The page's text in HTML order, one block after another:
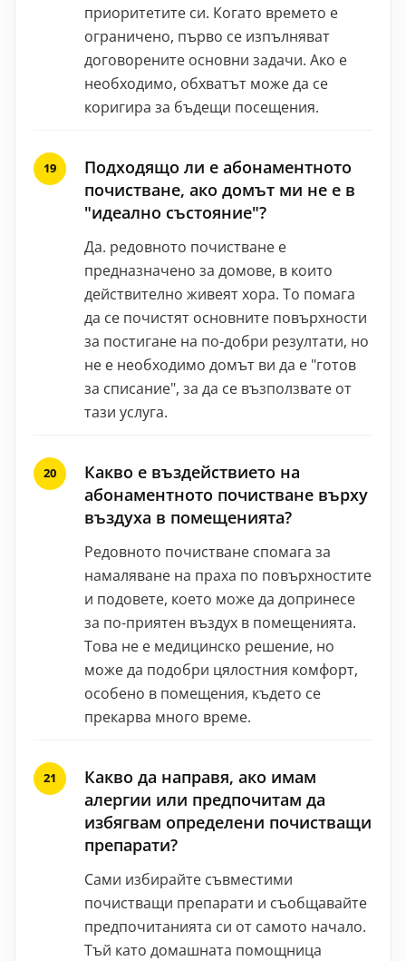
приоритетите си. Когато времето е
ограничено, първо се изпълняват
договорените основни задачи. Ако е
необходимо, обхватът може да се
коригира за бъдещи посещения.
Подходящо ли е абонаментното
почистване, ако домът ми не е в
"идеално състояние"?
Да. редовното почистване е
предназначено за домове, в които
действително живеят хора. То помага
да се почистят основните повърхности
за постигане на по-добри резултати, но
не е необходимо домът ви да е "готов
за списание", за да се възползвате от
тази услуга.
Какво е въздействието на
абонаментното почистване върху
въздуха в помещенията?
Редовното почистване спомага за
намаляване на праха по повърхностите
и подовете, което може да допринесе
за по-приятен въздух в помещенията.
Това не е медицинско решение, но
може да подобри цялостния комфорт,
особено в помещения, където се
прекарва много време.
Какво да направя, ако имам
алергии или предпочитам да
избягвам определени почистващи
препарати?
Сами избирайте съвместими
почистващи препарати и съобщавайте
предпочитанията си от самото начало.
Тъй като домашната помощница